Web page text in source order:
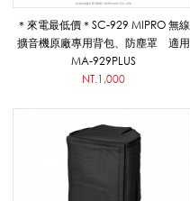
提
無
＊來電最低價＊SC-929 MIPRO 無線
擴音機原廠專用背包、防塵罩 適用
MA-929PLUS
NT.1,000